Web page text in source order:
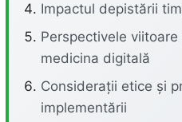
Impactul depistării
Perspectivele
medicina digitală
Considerații etice și
implementării